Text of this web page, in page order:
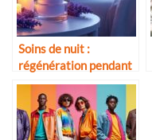
Soins de nuit :
régénération pendant
le sommeil